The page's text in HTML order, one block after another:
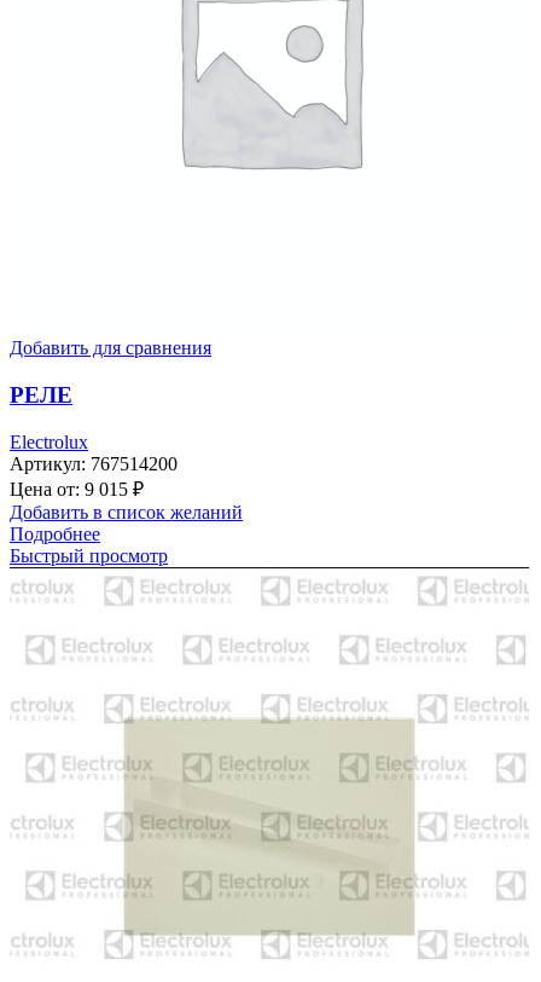
Добавить для сравнения
РЕЛЕ
Electrolux
Артикул: 767514200
Цена от: 9 015 ₽
Добавить в список желаний
Подробнее
Быстрый просмотр